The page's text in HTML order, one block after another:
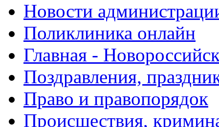
Новости
Поликлиника онлайн
Главная -
Поздравления,
Право и правопорядок
Происшествия,